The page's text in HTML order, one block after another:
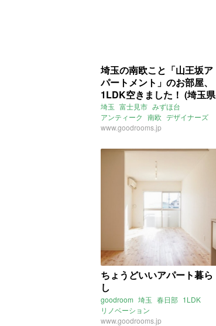
埼玉の南欧こと「山王坂ア
パートメント」のお部屋、
1LDK空きました！ (埼玉県
富士見市50㎡の賃貸物件)
埼玉 富士見市 みずほ台
アンティーク 南欧 デザイナーズ
1LDK 塗り壁
賃貸
www.goodrooms.jp
ちょうどいいアパート暮ら
し
goodroom 埼玉 春日部 1LDK
リノベーション
www.goodrooms.jp